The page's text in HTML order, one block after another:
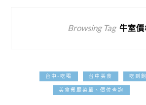
Browsing Tag 牛室
台中-吃喝 台中美食 吃到飽
美食餐廳菜單、價位查詢